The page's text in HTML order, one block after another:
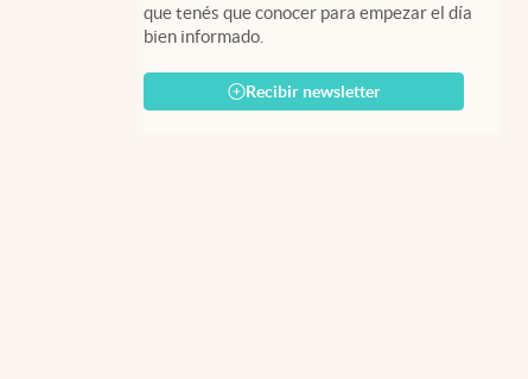
que tenés que conocer para empezar el día
bien informado.
Recibir newsletter